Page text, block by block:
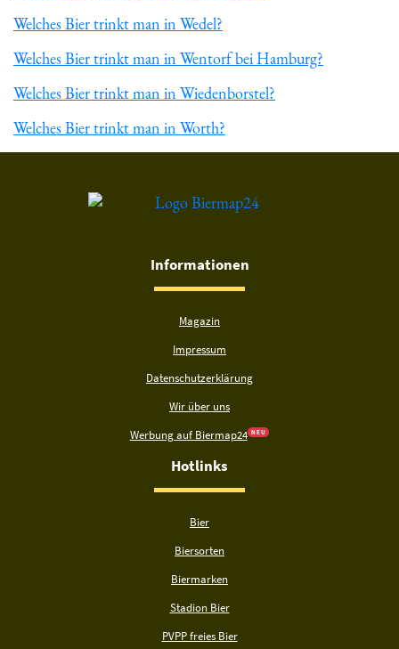
Welches Bier trinkt man in Wedel?
Welches Bier trinkt man in Wentorf bei Hamburg?
Welches Bier trinkt man in Wiedenborstel?
Welches Bier trinkt man in Worth?
Informationen
Magazin
Impressum
Datenschutzerklärung
Wir über uns
Werbung auf Biermap24 N E U
Hotlinks
Bier
Biersorten
Biermarken
Stadion Bier
PVPP freies Bier